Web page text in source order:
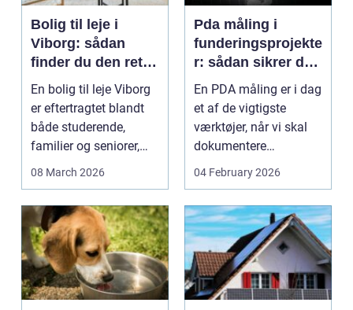
Bolig til leje i
Viborg: sådan
finder du den rette
lejlighed
En bolig til leje Viborg
er eftertragtet blandt
både studerende,
familier og seniorer,
fordi b...
08 March 2026
Pda måling i
funderingsprojekte
r: sådan sikrer du
dokumenteret
bæreevne
En PDA måling er i dag
et af de vigtigste
værktøjer, når vi skal
dokumentere
bæreevnen af pæle til
04 February 2026